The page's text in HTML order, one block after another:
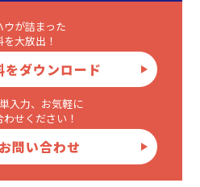
ウが詰まった
を大放出！
をダウンロード
入力、お気軽に
せください！
問い合わせ